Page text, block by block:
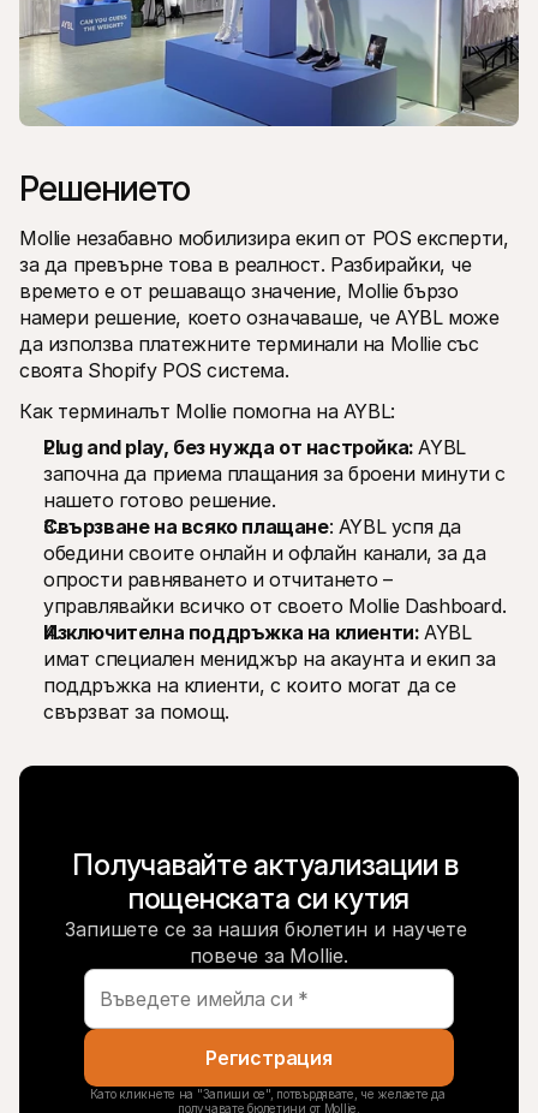
Решението
Mollie незабавно мобилизира екип от POS експерти,
за да превърне това в реалност. Разбирайки, че
времето е от решаващо значение, Mollie бързо
намери решение, което означаваше, че AYBL може
да използва платежните терминали на Mollie със
своята Shopify POS система.
Как терминалът Mollie помогна на AYBL:
Plug and play, без нужда от настройка: AYBL
започна да приема плащания за броени минути с
нашето готово решение.
Свързване на всяко плащане: AYBL успя да
обедини своите онлайн и офлайн канали, за да
опрости равняването и отчитането –
управлявайки всичко от своето Mollie Dashboard.
Изключителна поддръжка на клиенти: AYBL
имат специален мениджър на акаунта и екип за
поддръжка на клиенти, с които могат да се
свързват за помощ.
Получавайте актуализации в
пощенската си кутия
Запишете се за нашия бюлетин и научете
повече за Mollie.
Регистрация
Като кликнете на "Запиши се", потвърдявате, че желаете да
получавате бюлетини от Mollie.